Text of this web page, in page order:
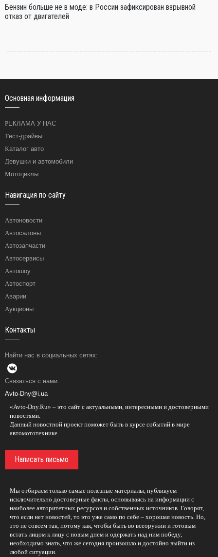
Бензин больше не в моде: в России зафиксирован взрывной
отказ от двигателей
Основная информация
РЕКЛАМА У НАС
Тест-драйвы
Каталог авто
Девушки и автомобили
Мотоциклы
Навигация по сайту
Автоновости
Автосалоны
Автозапчасти
Автосервисы
Автошоу
Автоспорт
Аварии
Аукционы
Контакты
Найти нас в социальных сетях:
Связаться с нами:
Avto-Dny@i.ua
«Avto-Dny.Ru» – это сайт с актуальными, интересными и достоверными
новостями.
Данный новостной проект поможет быть в курсе событий в мире
автомототехнике.
Написать письмо
Мы отбираем только самые полезные материалы, публикуем
исключительно достоверные факты, основываясь на информации с
наиболее авторитетных ресурсов и собственных источников. Говорят,
что если нет новостей, то это уже само по себе – хорошая новость. Но,
это не совсем так, потому как, чтобы быть во всеоружии и готовым
встать лицом к лицу с новым днем и одержать над ним победу,
необходимо знать, что же сегодня произошло и достойно выйти из
любой ситуации.